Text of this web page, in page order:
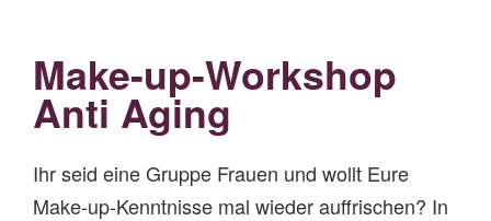
Make-up-Workshop
Anti Aging
Ihr seid eine Gruppe Frauen und wollt Eure
Make-up-Kenntnisse mal wieder auffrischen? In